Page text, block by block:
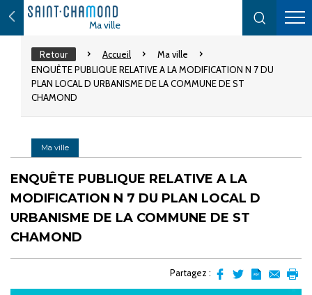
Ma ville
Retour Accueil
Ma ville
ENQUÊTE PUBLIQUE RELATIVE A LA MODIFICATION N 7 DU
PLAN LOCAL D URBANISME DE LA COMMUNE DE ST
CHAMOND
Ma ville
ENQUÊTE PUBLIQUE RELATIVE A LA
MODIFICATION N 7 DU PLAN LOCAL D
URBANISME DE LA COMMUNE DE ST
CHAMOND
Partagez :